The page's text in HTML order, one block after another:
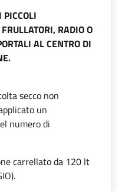
PICCOLI
RADIO O
AL CENTRO DI
secco non
un
numero di
carrellato da 120 lt